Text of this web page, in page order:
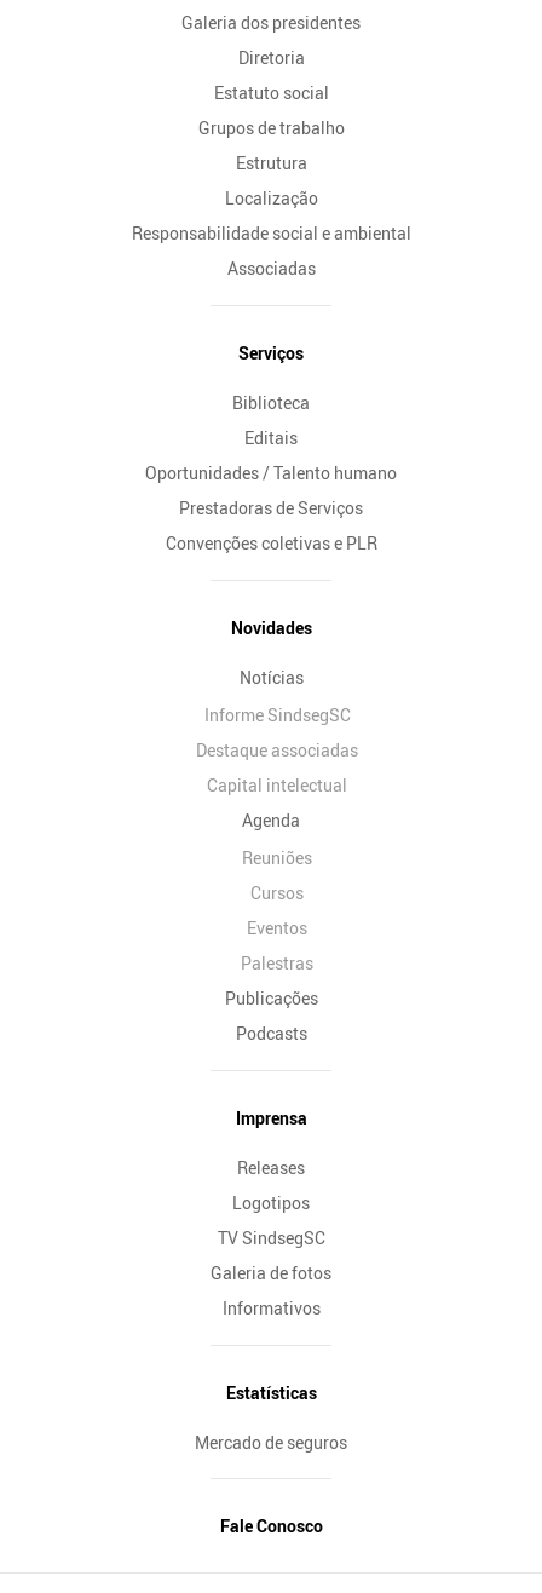
Galeria dos presidentes
Diretoria
Estatuto social
Grupos de trabalho
Estrutura
Localização
Responsabilidade social e ambiental
Associadas
Serviços
Biblioteca
Editais
Oportunidades / Talento humano
Prestadoras de Serviços
Convenções coletivas e PLR
Novidades
Notícias
Informe SindsegSC
Destaque associadas
Capital intelectual
Agenda
Reuniões
Cursos
Eventos
Palestras
Publicações
Podcasts
Imprensa
Releases
Logotipos
TV SindsegSC
Galeria de fotos
Informativos
Estatísticas
Mercado de seguros
Fale Conosco